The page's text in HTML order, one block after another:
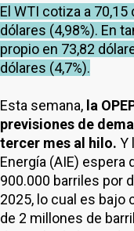
El WTI cotiza a 70,15
dólares (4,98%). En
propio en 73,82
dólares (4,7%).
Esta semana, la
previsiones de
tercer mes al hilo. Y
Energía (AIE) espera
900.000 barriles por
2025, lo cual es
de 2 millones de